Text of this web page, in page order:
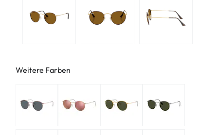
Weitere Farben